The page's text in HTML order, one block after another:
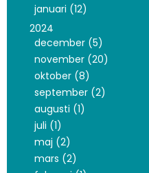
januari (12)
2024
december (5)
november (20)
oktober (8)
september (2)
augusti (1)
juli (1)
maj (2)
mars (2)